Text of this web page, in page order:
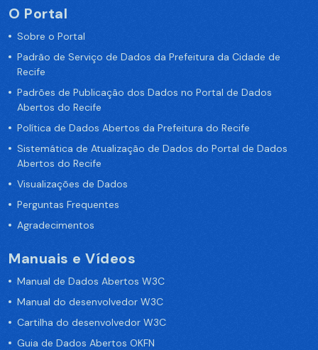
O Portal
Sobre o Portal
Padrão de Serviço de Dados da Prefeitura da Cidade de
Recife
Padrões de Publicação dos Dados no Portal de Dados
Abertos do Recife
Política de Dados Abertos da Prefeitura do Recife
Sistemática de Atualização de Dados do Portal de Dados
Abertos do Recife
Visualizações de Dados
Perguntas Frequentes
Agradecimentos
Manuais e Vídeos
Manual de Dados Abertos W3C
Manual do desenvolvedor W3C
Cartilha do desenvolvedor W3C
Guia de Dados Abertos OKFN